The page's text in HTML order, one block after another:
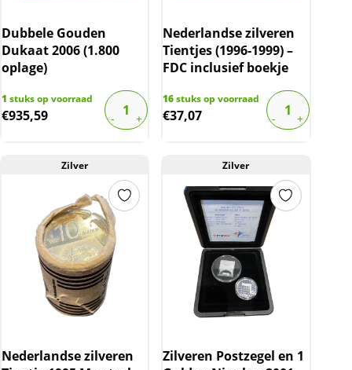
Dubbele Gouden
Dukaat 2006 (1.800
oplage)
1 stuks op voorraad
€935,59
Nederlandse zilveren
Tientjes (1996-1999) –
FDC inclusief boekje
16stuks op voorraad
€37,07
Zilver
Nederlandse zilveren
Zilver
Zilveren Postzegel en 1